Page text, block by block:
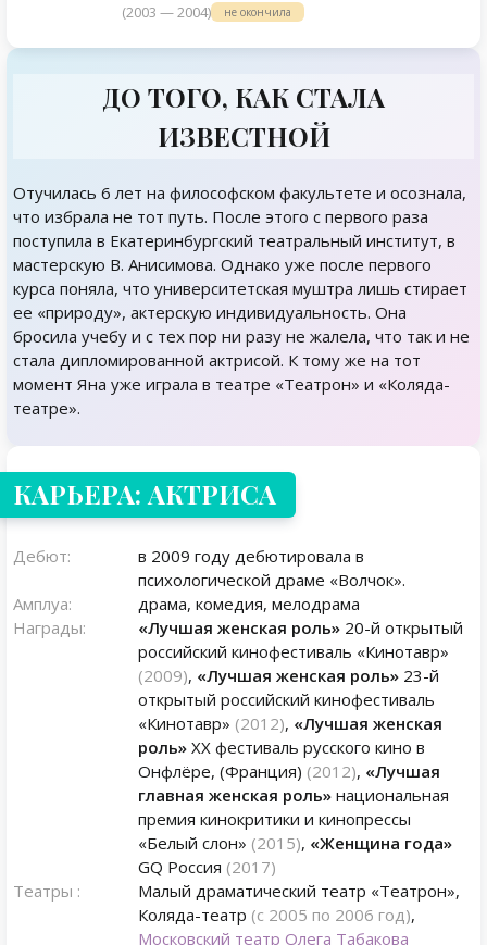
(2003 — 2004)
не окончила
ДО ТОГО, КАК СТАЛА
ИЗВЕСТНОЙ
Отучилась 6 лет на философском факультете и осознала,
что избрала не тот путь. После этого с первого раза
поступила в Екатеринбургский театральный институт, в
мастерскую В. Анисимова. Однако уже после первого
курса поняла, что университетская муштра лишь стирает
ее «природу», актерскую индивидуальность. Она
бросила учебу и с тех пор ни разу не жалела, что так и не
стала дипломированной актрисой. К тому же на тот
момент Яна уже играла в театре «Театрон» и «Коляда-
театре».
КАРЬЕРА: АКТРИСА
Дебют:
в 2009 году дебютировала в
психологической драме «Волчок».
Амплуа:
драма, комедия, мелодрама
Награды:
«Лучшая женская роль» 20-й открытый
российский кинофестиваль «Кинотавр»
(2009), «Лучшая женская роль» 23-й
открытый российский кинофестиваль
«Кинотавр» (2012), «Лучшая женская
роль» ХХ фестиваль русского кино в
Онфлёре, (Франция) (2012), «Лучшая
главная женская роль» национальная
премия кинокритики и кинопрессы
«Белый слон» (2015), «Женщина года»
GQ Россия (2017)
Театры :
Малый драматический театр «Театрон»,
Коляда-театр (с 2005 по 2006 год),
Московский театр Олега Табакова